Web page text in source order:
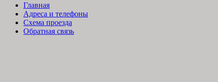
Главная
Адреса и телефоны
Схема проезда
Обратная связь